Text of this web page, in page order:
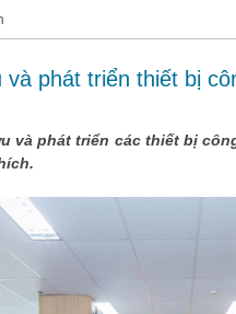
phát triển thiết bị
và phát triển các thiết bị